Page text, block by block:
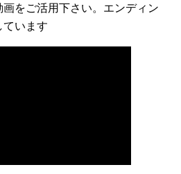
をご活用下さい。エンディン
います